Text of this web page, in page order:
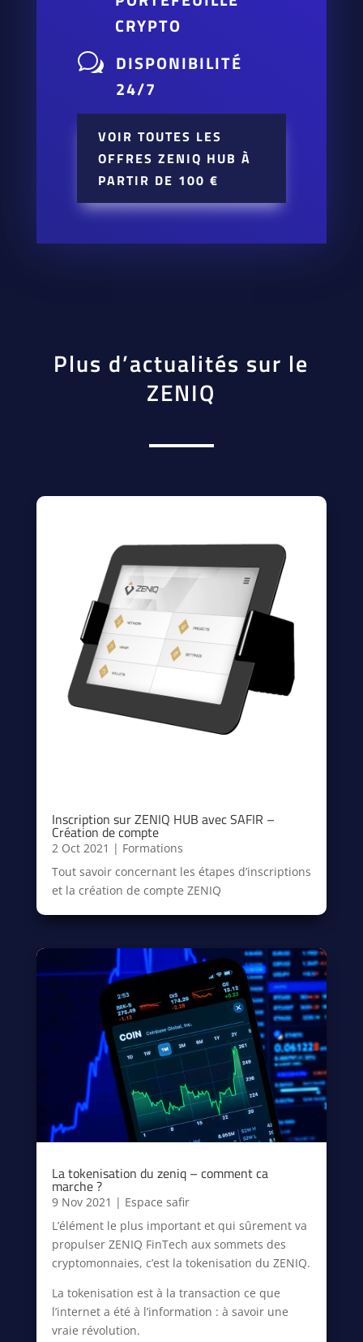
CRYPTO
w DISPONIBILITÉ
24/7
VOIR TOUTES LES
OFFRES ZENIQ HUB À
PARTIR DE 100 €
Plus d’actualités sur le
ZENIQ
Inscription sur ZENIQ HUB avec SAFIR –
Création de compte
2 Oct 2021 | Formations
Tout savoir concernant les étapes d’inscriptions
et la création de compte ZENIQ
La tokenisation du zeniq – comment ca
marche ?
9 Nov 2021 | Espace safir
L’élément le plus important et qui sûrement va
propulser ZENIQ FinTech aux sommets des
cryptomonnaies, c’est la tokenisation du ZENIQ.
La tokenisation est à la transaction ce que
l’internet a été à l’information : à savoir une
vraie révolution.